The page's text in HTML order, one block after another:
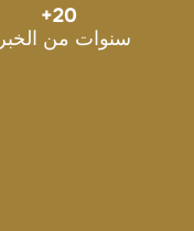
20
+
سنوات من